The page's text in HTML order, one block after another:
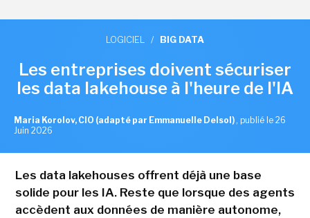
LOGICIEL / BIG DATA
Les entreprises doivent sécuriser
les data lakehouse à l'heure de l'IA
Maria Korolov, CIO (adapté par Emmanuelle Delsol) , publié le 26
Juin 2026
Les data lakehouses offrent déjà une base
solide pour les IA. Reste que lorsque des agents
accèdent aux données de manière autonome,